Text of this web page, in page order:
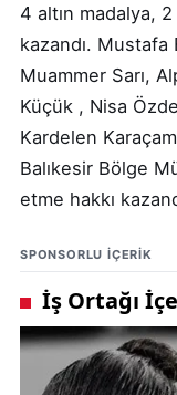
4 altın madalya,
kazandı. Mustafa
Muammer Sarı,
Küçük , Nisa
Kardelen
Balıkesir Bölge
etme hakkı
SPONSORLU IÇERIK